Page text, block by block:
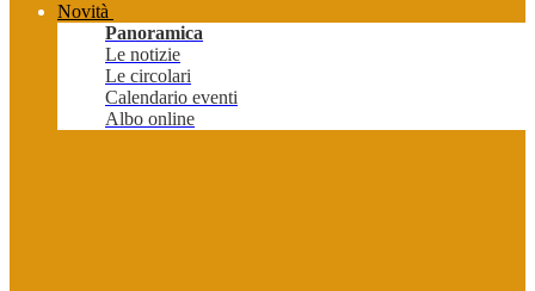
Novità
Panoramica
Le notizie
Le circolari
Calendario eventi
Albo online